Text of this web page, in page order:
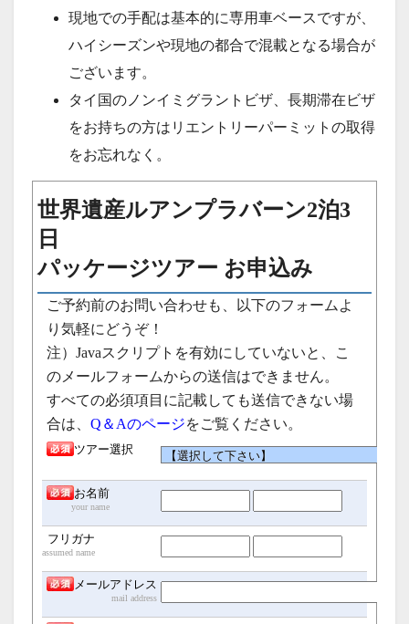
現地での手配は基本的に専用車ベースですが、
ハイシーズンや現地の都合で混載となる場合が
ございます。
タイ国のノンイミグラントビザ、長期滞在ビザ
をお持ちの方はリエントリーパーミットの取得
をお忘れなく。